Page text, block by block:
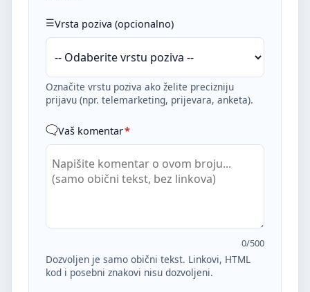
Vrsta poziva (opcionalno)
Označite vrstu poziva ako želite precizniju
prijavu (npr. telemarketing, prijevara, anketa).
Vaš komentar*
0/500
Dozvoljen je samo obični tekst. Linkovi, HTML
kod i posebni znakovi nisu dozvoljeni.